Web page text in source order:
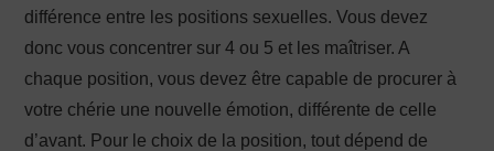
différence entre les positions sexuelles. Vous devez
donc vous concentrer sur 4 ou 5 et les maîtriser. A
chaque position, vous devez être capable de procurer à
votre chérie une nouvelle émotion, différente de celle
d’avant. Pour le choix de la position, tout dépend de